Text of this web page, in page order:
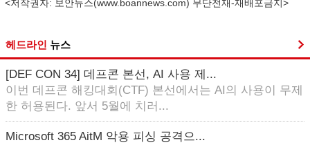
<저작권자: 보안뉴스(www.boannews.com) 무단전재-재배포금지>
헤드라인 뉴스
[DEF CON 34] 데프콘 본선, AI 사용 제...
이번 데프콘 해킹대회(CTF) 본선에서는 AI의 사용이 무제
한 허용된다. 앞서 5월에 치러...
Microsoft 365 AitM 악용 피싱 공격으...